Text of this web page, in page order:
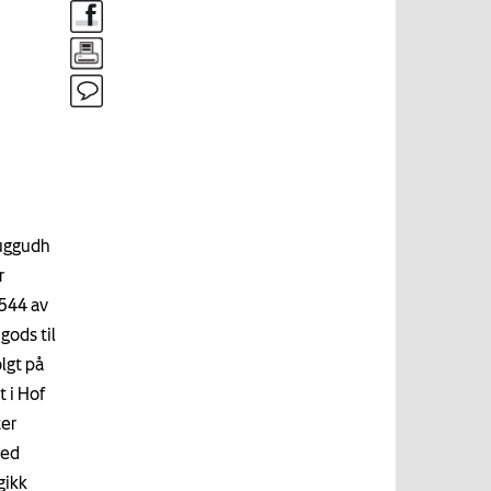
av
til
på
i Hof